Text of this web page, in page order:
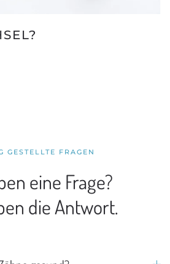
GESTELLTE FRAGEN
eine Frage?
die Antwort.